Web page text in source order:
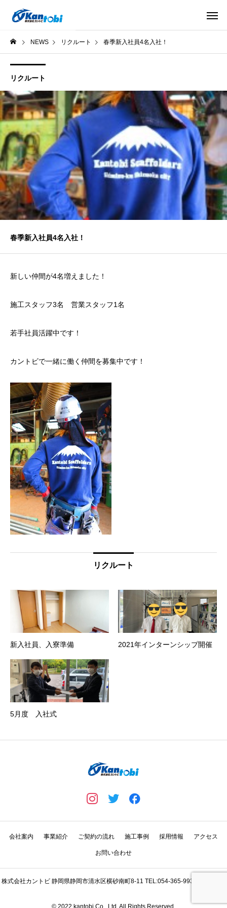
NEWS リクルート 春季新入社員4名入社！
リクルート
春季新入社員4名入社！
新しい仲間が4名増えました！
施工スタッフ3名 営業スタッフ1名
若手社員活躍中です！
カントビで一緒に働く仲間を募集中です！
リクルート
新入社員、入寮準備 2021年インターンシップ開催
5月度 入社式
会社案内 事業紹介 ご契約の流れ 施工事例 採用情報 アクセス
お問い合わせ
株式会社カントビ 静岡県静岡市清水区横砂南町8-11 TEL:054-365-9931 Copyright